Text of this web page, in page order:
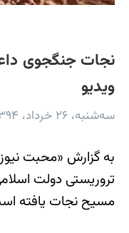
نجات جنگجوی
ویدیو
سه‌شنبه، ۲۶ خرداد، ۱۳۹۴
به گزارش «محبت
تروريستی دولت
مسيح نجات يافته